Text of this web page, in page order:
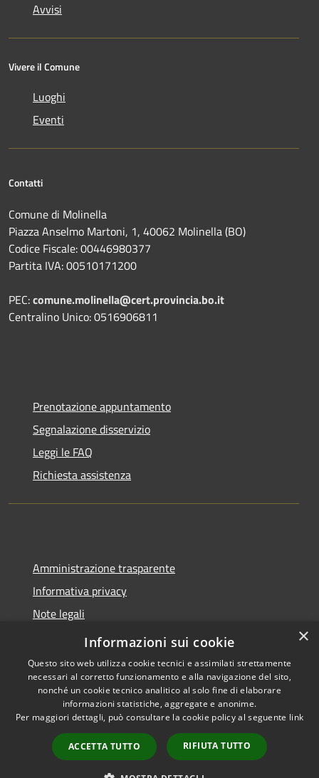
Avvisi
Vivere il Comune
Luoghi
Eventi
Contatti
Comune di Molinella
Piazza Anselmo Martoni, 1, 40062 Molinella (BO)
Codice Fiscale: 00446980377
Partita IVA: 00510171200
PEC:comune.molinella@cert.provincia.bo.it
Centralino Unico: 0516906811
Prenotazione appuntamento
Segnalazione disservizio
Leggi le FAQ
Richiesta assistenza
Amministrazione trasparente
Informativa privacy
Note legali
Dichiarazione di accessibilità
Accessibilità
Copyright © 2026 • Comune di
Molinella • Powered by
Municipium•
Accesso
redazione
×
Informazioni sui cookie
Questo sito web utilizza cookie tecnici e assimilati strettamente
necessari al corretto funzionamento e alla navigazione del sito,
nonché un cookie tecnico analitico al solo fine di elaborare
informazioni statistiche, aggregate e anonime.
Per maggiori dettagli, può consultare la cookie policy al seguente link
ACCETTA TUTTO RIFIUTA TUTTO